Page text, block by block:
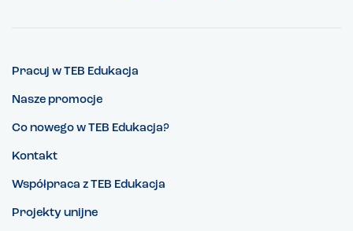
Pracuj w TEB Edukacja
Nasze promocje
Co nowego w TEB Edukacja?
Kontakt
Współpraca z TEB Edukacja
Projekty unijne